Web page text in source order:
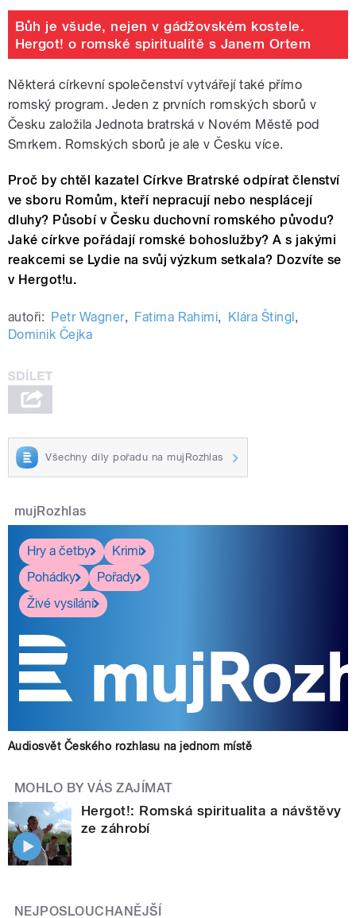
Bůh je všude, nejen v gádžovském kostele.
Hergot! o romské spiritualitě s Janem Ortem
Některá církevní společenství vytvářejí také přímo
romský program. Jeden z prvních romských sborů v
Česku založila Jednota bratrská v Novém Městě pod
Smrkem. Romských sborů je ale v Česku více.
Proč by chtěl kazatel Církve Bratrské odpírat členství
ve sboru Romům, kteří nepracují nebo nesplácejí
dluhy? Působí v Česku duchovní romského původu?
Jaké církve pořádají romské bohoslužby? A s jakými
reakcemi se Lydie na svůj výzkum setkala? Dozvíte se
v Hergot!u.
autoři: Petr Wagner, Fatima Rahimi, Klára Štingl ,
Dominik Čejka
Všechny díly pořadu na mujRozhlas
mujRozhlas
Hry a četby
Krimi
Pohádky
Pořady
Živé vysílání
Audiosvět Českého rozhlasu na jednom místě
MOHLO BY VÁS ZAJÍMAT
Hergot!: Romská spiritualita a návštěvy
ze záhrobí
NEJPOSLOUCHANĚJŠÍ